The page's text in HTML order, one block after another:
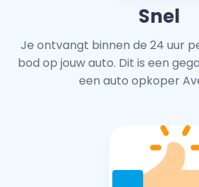
Snel
Je ontvangt binnen de 24 uur
bod op jouw auto. Dit is een
een auto opkoper